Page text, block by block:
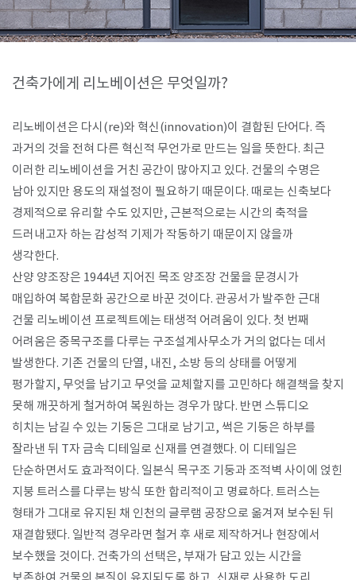
건축가에게 리노베이션은 무엇일까?
리노베이션은 다시(re)와 혁신(innovation)이 결합된 단어다. 즉
과거의 것을 전혀 다른 혁신적 무언가로 만드는 일을 뜻한다. 최근
이러한 리노베이션을 거친 공간이 많아지고 있다. 건물의 수명은
남아 있지만 용도의 재설정이 필요하기 때문이다. 때로는 신축보다
경제적으로 유리할 수도 있지만, 근본적으로는 시간의 축적을
드러내고자 하는 감성적 기제가 작동하기 때문이지 않을까
생각한다.
산양 양조장은 1944년 지어진 목조 양조장 건물을 문경시가
매입하여 복합문화 공간으로 바꾼 것이다. 관공서가 발주한 근대
건물 리노베이션 프로젝트에는 태생적 어려움이 있다. 첫 번째
어려움은 중목구조를 다루는 구조설계사무소가 거의 없다는 데서
발생한다. 기존 건물의 단열, 내진, 소방 등의 상태를 어떻게
평가할지, 무엇을 남기고 무엇을 교체할지를 고민하다 해결책을 찾지
못해 깨끗하게 철거하여 복원하는 경우가 많다. 반면 스튜디오
히치는 남길 수 있는 기둥은 그대로 남기고, 썩은 기둥은 하부를
잘라낸 뒤 T자 금속 디테일로 신재를 연결했다. 이 디테일은
단순하면서도 효과적이다. 일본식 목구조 기둥과 조적벽 사이에 얹힌
지붕 트러스를 다루는 방식 또한 합리적이고 명료하다. 트러스는
형태가 그대로 유지된 채 인천의 글루램 공장으로 옮겨져 보수된 뒤
재결합됐다. 일반적 경우라면 철거 후 새로 제작하거나 현장에서
보수했을 것이다. 건축가의 선택은, 부재가 담고 있는 시간을